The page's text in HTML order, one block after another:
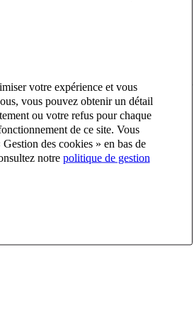
votre expérience et vous
vous pouvez obtenir un détail
ou votre refus pour chaque
de ce site. Vous
des cookies » en bas de
notre politique de gestion
Cardiologie, Médecine Physique et Réadaptation),